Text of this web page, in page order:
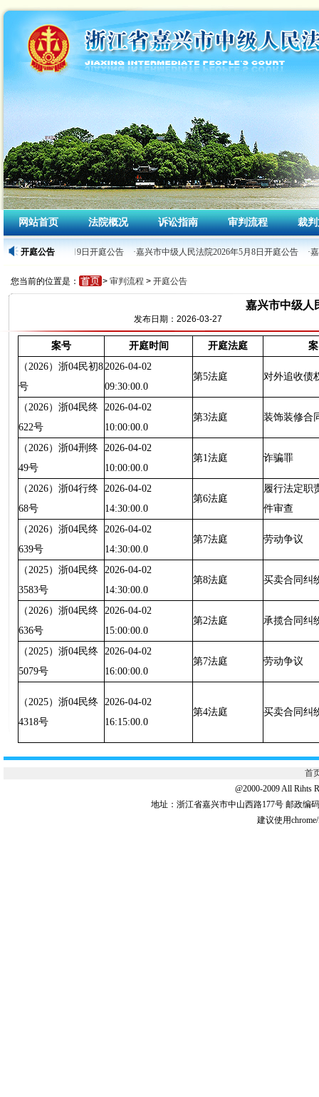
网站首页 法院概况 诉讼指南 审判流程 裁
开庭公告
民法院2026年5月9日开庭公告 ·嘉兴市中级人民法院2026年5月8日开庭公告 ·
您当前的位置是： > 审判流程 > 开庭公告
嘉兴市中级人
发布日期：2026-03-27
案号 开庭时间 开庭法庭
（2026）浙04民初8
号
2026-04-02
09:30:00.0
第5法庭 对外追收债
（2026）浙04民终
622号
2026-04-02
10:00:00.0
第3法庭 装饰装修合
（2026）浙04刑终
49号
2026-04-02
10:00:00.0
第1法庭 诈骗罪
（2026）浙04行终
68号
2026-04-02
14:30:00.0
第6法庭
履行法定职
件审查
（2026）浙04民终
639号
2026-04-02
14:30:00.0
第7法庭 劳动争议
（2025）浙04民终
3583号
2026-04-02
14:30:00.0
第8法庭 买卖合同纠
（2026）浙04民终
636号
2026-04-02
15:00:00.0
第2法庭 承揽合同纠
（2025）浙04民终
5079号
2026-04-02
16:00:00.0
第7法庭 劳动争议
（2025）浙04民终
4318号
2026-04-02
16:15:00.0
第4法庭 买卖合同纠
首
@2000-2009 All Rihts
地址：浙江省嘉兴市中山西路177号 邮政编
建议使用